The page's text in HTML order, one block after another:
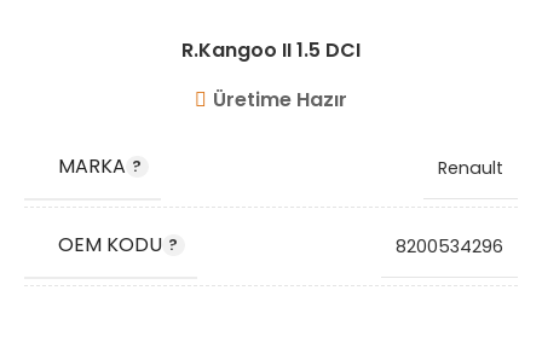
R.Kangoo II 1.5 DCI
Üretime Hazır
MARKA Renault
OEM KODU 8200534296